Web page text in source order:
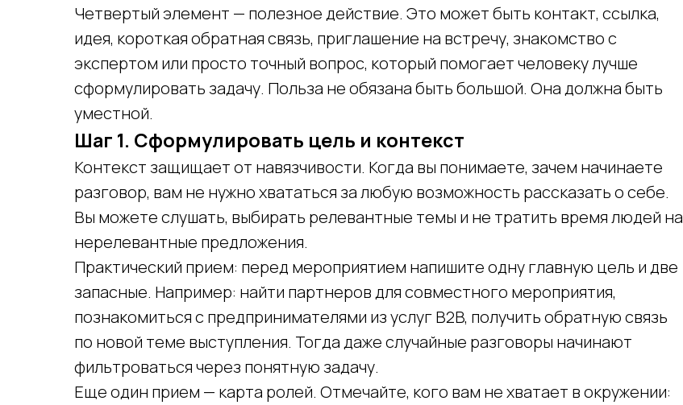
Четвертый элемент — полезное действие. Это может быть контакт, ссылка,
идея, короткая обратная связь, приглашение на встречу, знакомство с
экспертом или просто точный вопрос, который помогает человеку лучше
сформулировать задачу. Польза не обязана быть большой. Она должна быть
уместной.
Шаг 1. Сформулировать цель и контекст
Контекст защищает от навязчивости. Когда вы понимаете, зачем начинаете
разговор, вам не нужно хвататься за любую возможность рассказать о себе.
Вы можете слушать, выбирать релевантные темы и не тратить время людей на
нерелевантные предложения.
Практический прием: перед мероприятием напишите одну главную цель и две
запасные. Например: найти партнеров для совместного мероприятия,
познакомиться с предпринимателями из услуг B2B, получить обратную связь
по новой теме выступления. Тогда даже случайные разговоры начинают
фильтроваться через понятную задачу.
Еще один прием — карта ролей. Отмечайте, кого вам не хватает в окружении: